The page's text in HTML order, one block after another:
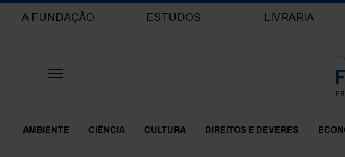
Main navigation
A FUNDAÇÃO ESTUDOS LIVRARIA
Themes Menu
AMBIENTE CIÊNCIA CULTURA DIREITOS E DEVERES